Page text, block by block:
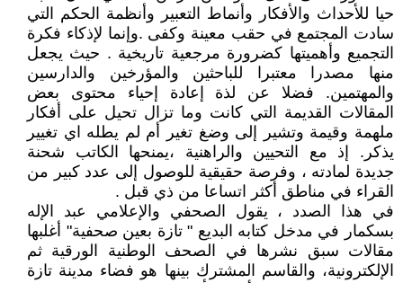
حيا للأحداث والأفكار وأنماط التعبير وأنظمة الحكم التي
سادت المجتمع في حقب معينة وكفى .وإنما لإذكاء فكرة
التجميع وأهميتها كضرورة مرجعية تاريخية . حيث يجعل
منها مصدرا معتبرا للباحثين والمؤرخين والدارسين
والمهتمين. فضلا عن لذة إعادة إحياء محتوى بعض
المقالات القديمة التي كانت وما تزال تحيل على أفكار
ملهمة وقيمة وتشير إلى وضغ تغير أم لم يطله اي تغيير
يذكر. إذ مع التحيين والراهنية ،يمنحها الكاتب شحنة
جديدة لمادته ، وفرصة حقيقية للوصول إلى عدد كبير من
القراء في مناطق أكثر اتساعا من ذي قبل .
في هذا الصدد ، يقول الصحفي والإعلامي عبد الإله
بسكمار في مدخل كتابه البديع " تازة بعين صحفية" أغلبها
مقالات سبق نشرها في الصحف الوطنية الورقية ثم
الإلكترونية، والقاسم المشترك بينها هو فضاء مدينة تازة